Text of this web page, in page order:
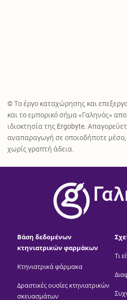
© Το έργο καταχώρησης και
και το εμπορικό σήμα «Γαληνός»
ιδιοκτησία της Ergobyte.
αναπαραγωγή σε οποιοδήποτε
χωρίς γραπτή άδεια.
Βάση δεδομένων
κτηνιατρικών φαρμάκων
Κτηνιατρικά φάρμακα
Δραστικές ουσίες κτηνιατρικών
σκευασμάτων
Τι